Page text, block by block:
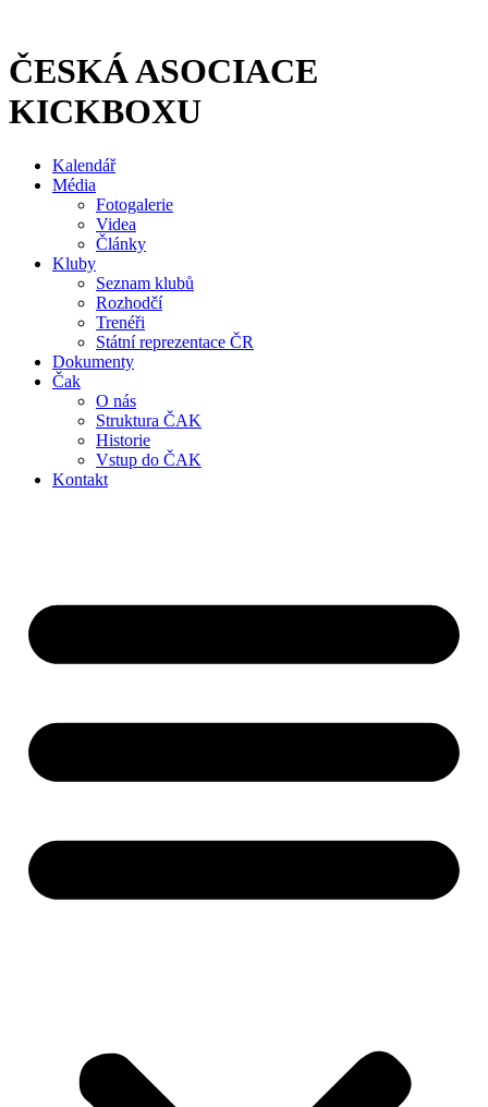
obsahu
ČESKÁ ASOCIACE
KICKBOXU
Kalendář
Média
Fotogalerie
Videa
Články
Kluby
Seznam klubů
Rozhodčí
Trenéři
Státní reprezentace ČR
Dokumenty
Čak
O nás
Struktura ČAK
Historie
Vstup do ČAK
Kontakt